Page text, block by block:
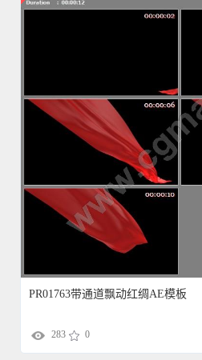
PR01763带通道飘动红绸AE模板
283 0